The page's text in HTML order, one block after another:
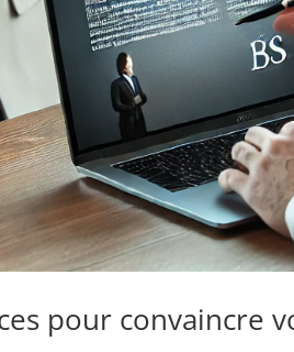
pour convaincre